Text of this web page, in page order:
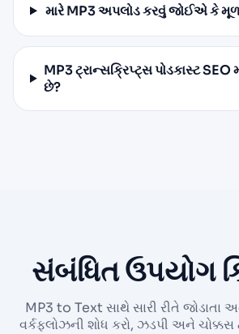
મારે MP3 અપલોડ કરવું જોઈએ કે
MP3 ટ્રાન્સક્રિપ્ટ્સ પોડકાસ્ટ SEO
છે?
સંબંધિત ઉપયોગ
MP3 to Text સાથે સારી રીતે જોડાતા
વર્કફ્લોઝની શોધ કરો, ઝડપી અને ચોક્કસ